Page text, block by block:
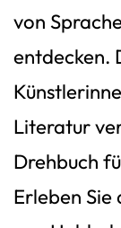
von
entdecken.
Literatur
Drehbuch
Erleben